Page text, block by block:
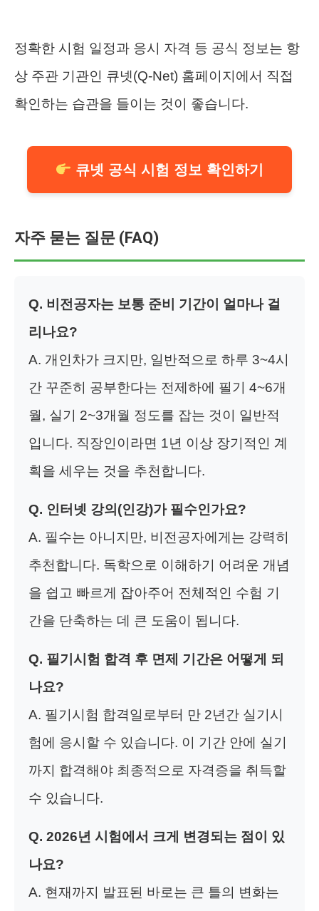
정확한 시험 일정과 응시 자격 등 공식 정보는 항
상 주관 기관인 큐넷(Q-Net) 홈페이지에서 직접
확인하는 습관을 들이는 것이 좋습니다.
큐넷 공식 시험 정보 확인하기
자주 묻는 질문 (FAQ)
Q. 비전공자는 보통 준비 기간이 얼마나 걸
리나요?
A. 개인차가 크지만, 일반적으로 하루 3~4시
간 꾸준히 공부한다는 전제하에 필기 4~6개
월, 실기 2~3개월 정도를 잡는 것이 일반적
입니다. 직장인이라면 1년 이상 장기적인 계
획을 세우는 것을 추천합니다.
Q. 인터넷 강의(인강)가 필수인가요?
A. 필수는 아니지만, 비전공자에게는 강력히
추천합니다. 독학으로 이해하기 어려운 개념
을 쉽고 빠르게 잡아주어 전체적인 수험 기
간을 단축하는 데 큰 도움이 됩니다.
Q. 필기시험 합격 후 면제 기간은 어떻게 되
나요?
A. 필기시험 합격일로부터 만 2년간 실기시
험에 응시할 수 있습니다. 이 기간 안에 실기
까지 합격해야 최종적으로 자격증을 취득할
수 있습니다.
Q. 2026년 시험에서 크게 변경되는 점이 있
나요?
A. 현재까지 발표된 바로는 큰 틀의 변화는